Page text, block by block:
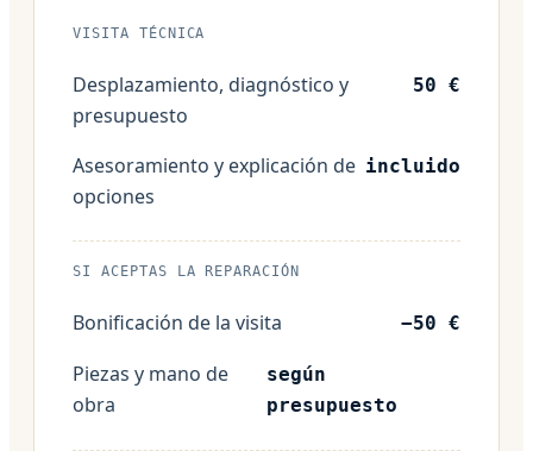
VISITA TÉCNICA
Desplazamiento, diagnóstico y
presupuesto
50 €
Asesoramiento y explicación de
opciones
incluido
SI ACEPTAS LA REPARACIÓN
Bonificación de la visita −50 €
Piezas y mano de
obra
según
presupuesto